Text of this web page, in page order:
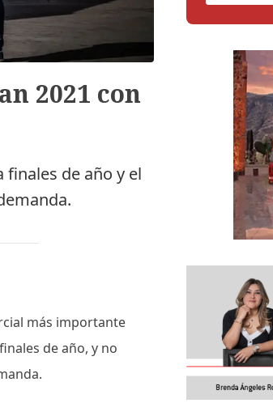
2021 con
de año y el
más importante
de año, y no